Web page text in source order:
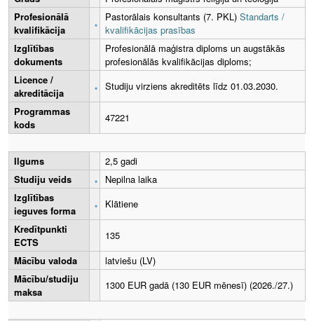
Profesionālā
kvalifikācija
Pastorālais konsultants (7. PKL) Standarts /
kvalifikācijas prasības
Izglītības
dokuments
Profesionālā maģistra diploms un augstākās
profesionālās kvalifikācijas diploms;
Licence /
akreditācija
Studiju virziens akreditēts līdz 01.03.2030.
Programmas
kods
47221
Ilgums
2,5 gadi
Studiju veids
Nepilna laika
Izglītības
ieguves forma
Klātiene
Kredītpunkti
ECTS
135
Mācību valoda
latviešu (LV)
Mācību/studiju
maksa
1300 EUR gadā (130 EUR mēnesī) (2026./27.)